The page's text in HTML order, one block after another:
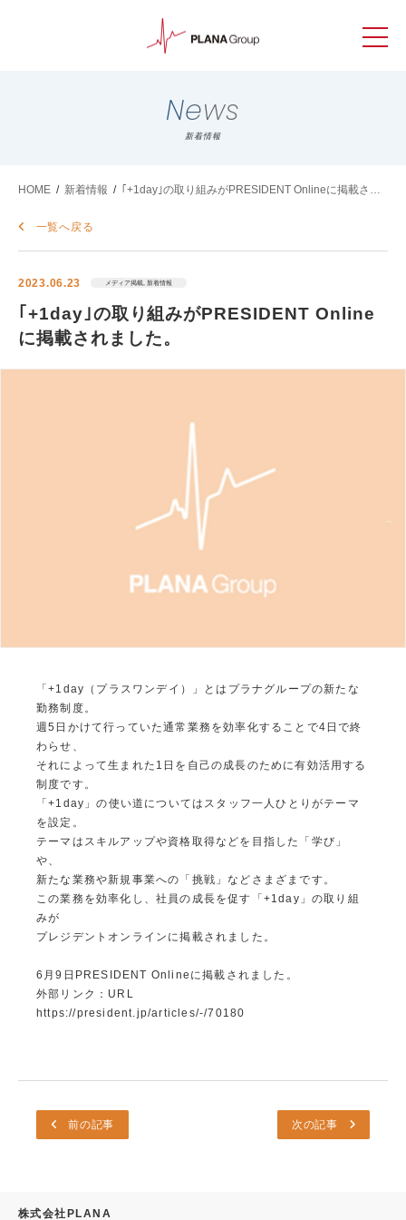
News
新着情報
HOME / 新着情報 / ｢+1day｣の取り組みがPRESIDENT Onlineに掲載され
一覧へ戻る
2023.06.23 メディア掲載, 新着情報
｢+1day｣の取り組みがPRESIDENT Online
に掲載されました。
「+1day（プラスワンデイ）」とはプラナグループの新たな
勤務制度。
週5日かけて行っていた通常業務を効率化することで4日で終
わらせ、
それによって生まれた1日を自己の成長のために有効活用する
制度です。
「+1day」の使い道についてはスタッフ一人ひとりがテーマ
を設定。
テーマはスキルアップや資格取得などを目指した「学び」
や、
新たな業務や新規事業への「挑戦」などさまざまです。
この業務を効率化し、社員の成長を促す「+1day」の取り組
みが
プレジデントオンラインに掲載されました。
6月9日PRESIDENT Onlineに掲載されました。
外部リンク：URL
https://president.jp/articles/-/70180
前の記事 次の記事
株式会社PLANA